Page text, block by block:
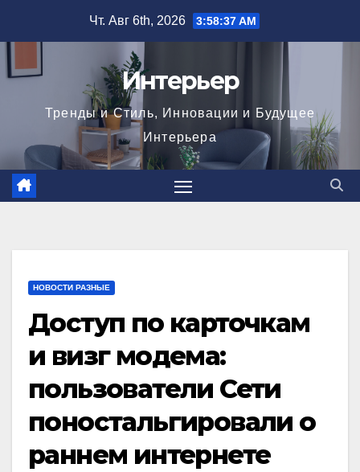
Чт. Авг 6th, 2026 3:58:39 AM
Интерьер
Тренды и Стиль, Инновации и Будущее
Интерьера
НОВОСТИ РАЗНЫЕ
Доступ по карточкам
и визг модема:
пользователи Сети
поностальгировали о
раннем интернете